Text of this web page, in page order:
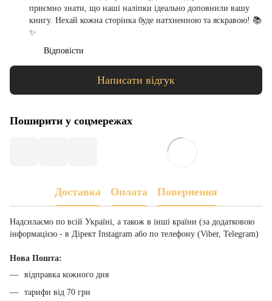
приємно знати, що наші наліпки ідеально доповнили вашу
книгу. Нехай кожна сторінка буде натхненною та яскравою! 📚
✨
Відповісти
Написати відгук
Поширити у соцмережах
Доставка Оплата Повернення
Надсилаємо по всій Україні, а також в інші країни (за додатковою
інформацією - в Дірект Instagram або по телефону (Viber, Telegram)
Нова Пошта:
відправка кожного дня
тарифи від 70 грн